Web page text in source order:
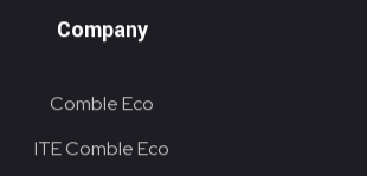
Company
Comble Eco
ITE Comble Eco